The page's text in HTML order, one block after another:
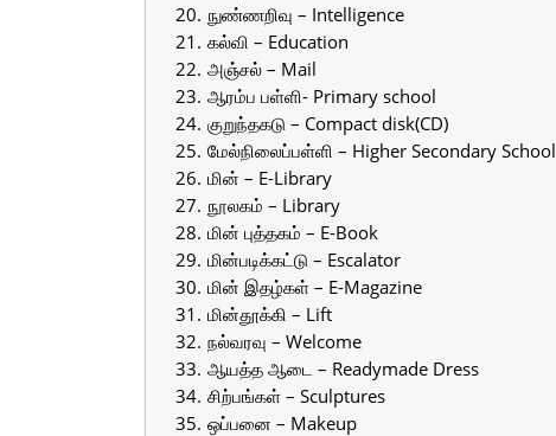
நுண்ணறிவு – Intelligence
கல்வி – Education
அஞ்சல் – Mail
ஆரம்ப பள்ளி- Primary school
குறுந்தகடு – Compact disk(CD)
மேல்நிலைப்பள்ளி – Higher Secondary School
மின் – E-Library
நூலகம் – Library
மின் புத்தகம் – E-Book
மின்படிக்கட்டு – Escalator
மின் இதழ்கள் – E-Magazine
மின்தூக்கி – Lift
நல்வரவு – Welcome
ஆயத்த ஆடை – Readymade Dress
சிற்பங்கள் – Sculptures
ஒப்பனை – Makeup